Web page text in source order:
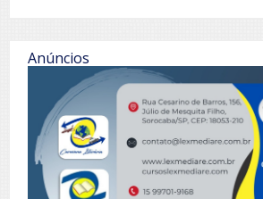
Anúncios